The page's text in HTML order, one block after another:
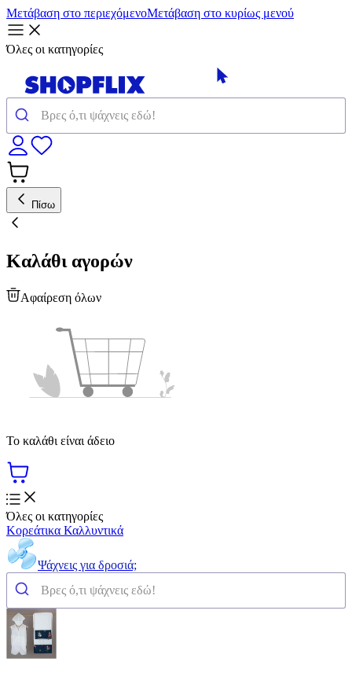
Μετάβαση στο περιεχόμενοΜετάβαση στο κυρίως μενού
Όλες οι κατηγορίες
Πίσω
Καλάθι αγορών
Αφαίρεση όλων
Το καλάθι είναι άδειο
Όλες οι κατηγορίες
Κορεάτικα Καλλυντικά
Ψάχνεις για δροσιά;